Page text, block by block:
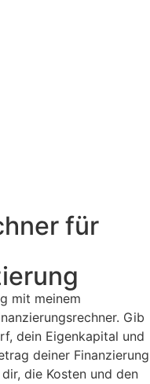
für
mit meinem
Gib
dein Eigenkapital und
deiner Finanzierung
die Kosten und den